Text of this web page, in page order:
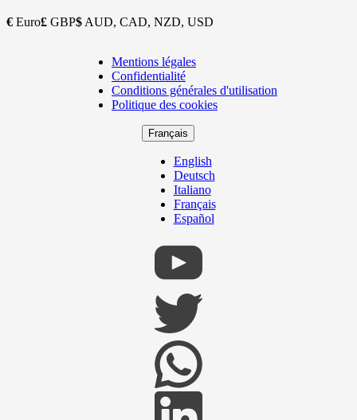
€ Euro£ GBP$ AUD, CAD, NZD, USD
Copyright
Footer
Mentions légales
Confidentialité
Conditions générales d'utilisation
Politique des cookies
Français
English
Deutsch
Italiano
Français
Español